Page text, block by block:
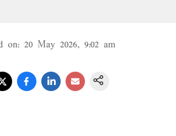
on: 20 May 2026, 9:02 am